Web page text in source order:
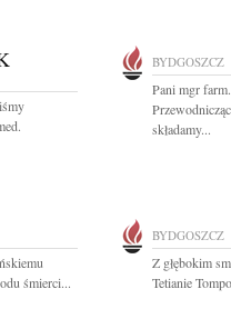
BYDGOSZCZ
Pani mgr
składamy...
śmierci...
BYDGOSZCZ
Z głębokim
Tetianie